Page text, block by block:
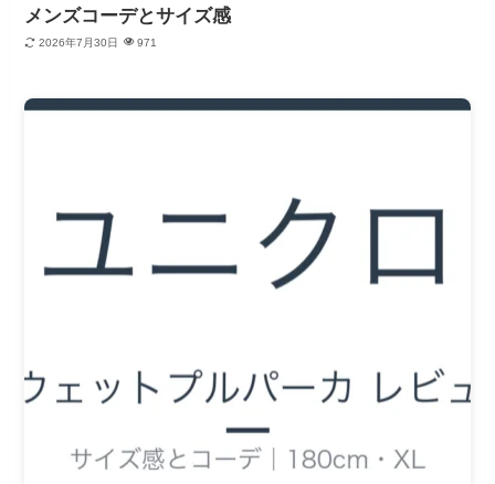
メンズコーデとサイズ感
2026年7月30日 971